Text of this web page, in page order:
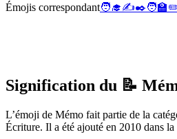
Émojis correspondant🧑‍🎓✍️✒️🧑‍🏫
Signification du 📝
L’émoji de Mémo fait partie de la
Écriture. Il a été ajouté en 2010 dans